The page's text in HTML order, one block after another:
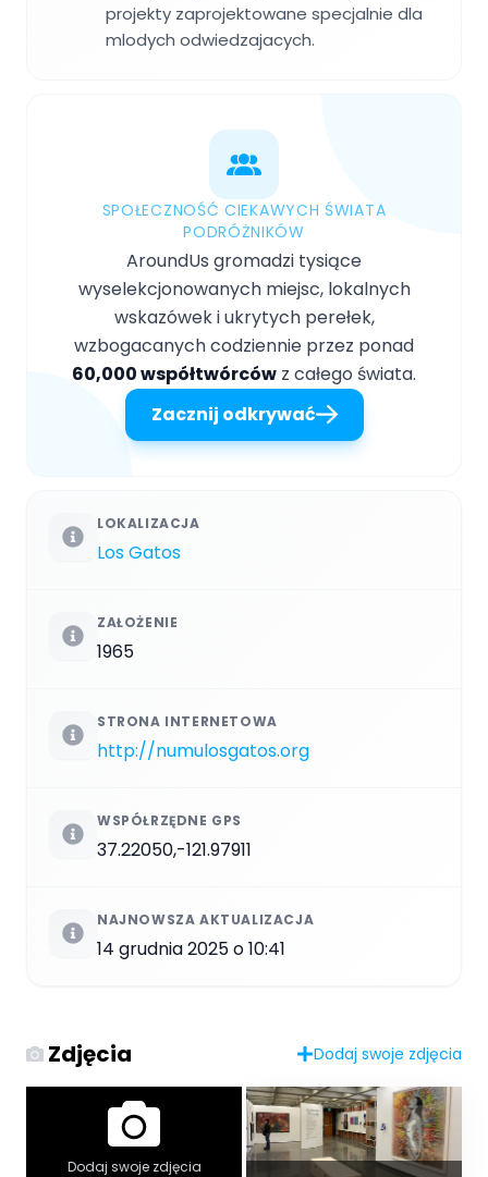
projekty zaprojektowane specjalnie dla
mlodych odwiedzajacych.
SPOŁECZNOŚĆ CIEKAWYCH ŚWIATA
PODRÓŻNIKÓW
AroundUs gromadzi tysiące
wyselekcjonowanych miejsc, lokalnych
wskazówek i ukrytych perełek,
wzbogacanych codziennie przez ponad
60,000 współtwórców z całego świata.
Zacznij odkrywać
LOKALIZACJA
Los Gatos
ZAŁOŻENIE
1965
STRONA INTERNETOWA
http://numulosgatos.org
WSPÓŁRZĘDNE GPS
37.22050,-121.97911
NAJNOWSZA AKTUALIZACJA
14 grudnia 2025 o 10:41
Zdjęcia Dodaj swoje zdjęcia
Dodaj swoje zdjęcia